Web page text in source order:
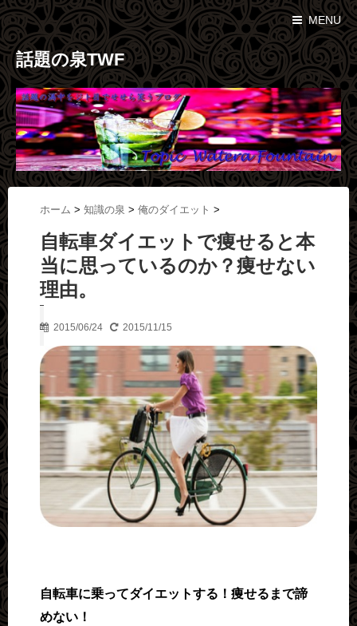
MENU
話題の泉TWF
ホーム > 知識の泉 > 俺のダイエット >
自転車ダイエットで痩せると本
当に思っているのか？痩せない
理由。
2015/06/24 2015/11/15
自転車に乗ってダイエットする！痩せるまで諦
めない！